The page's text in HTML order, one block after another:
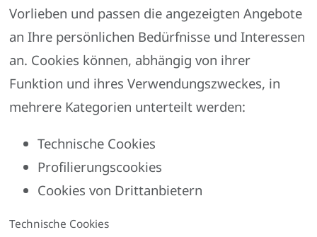
Vorlieben und passen die angezeigten Angebote
an Ihre persönlichen Bedürfnisse und Interessen
an. Cookies können, abhängig von ihrer
Funktion und ihres Verwendungszweckes, in
mehrere Kategorien unterteilt werden:
Technische Cookies
Profilierungscookies
Cookies von Drittanbietern
Technische Cookies